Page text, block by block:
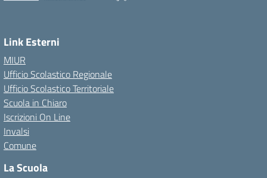
Link Esterni
MIUR
Ufficio Scolastico Regionale
Ufficio Scolastico Territoriale
Scuola in Chiaro
Iscrizioni On Line
Invalsi
Comune
La Scuola